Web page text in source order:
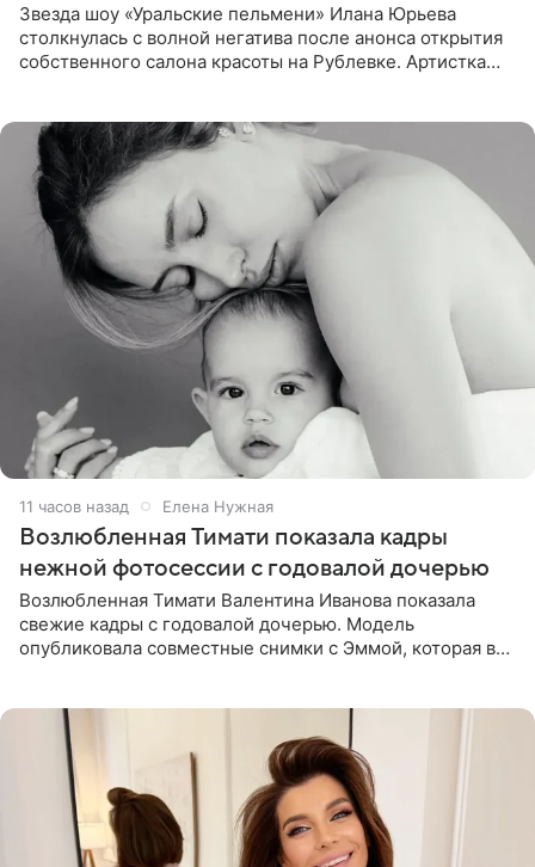
Звезда шоу «Уральские пельмени» Илана Юрьева
столкнулась с волной негатива после анонса открытия
собственного салона красоты на Рублевке. Артистка
11 часов назад Елена Нужная
Возлюбленная Тимати показала кадры
нежной фотосессии с годовалой дочерью
Возлюбленная Тимати Валентина Иванова показала
свежие кадры с годовалой дочерью. Модель
опубликовала совместные снимки с Эммой, которая в